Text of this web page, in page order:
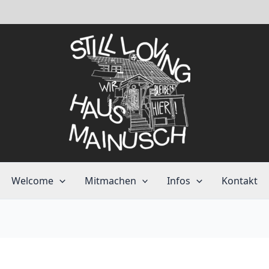
Welcome Mitmachen Infos Kontakt